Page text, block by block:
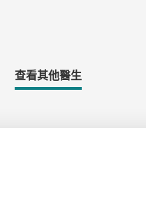
查看其他醫生